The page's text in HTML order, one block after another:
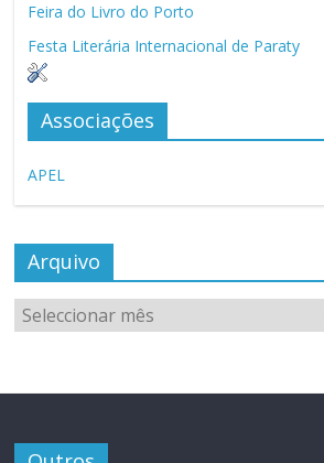
Feira do Livro do Porto
Festa Literária Internacional de Paraty
Associações
APEL
Arquivo
Arquivo